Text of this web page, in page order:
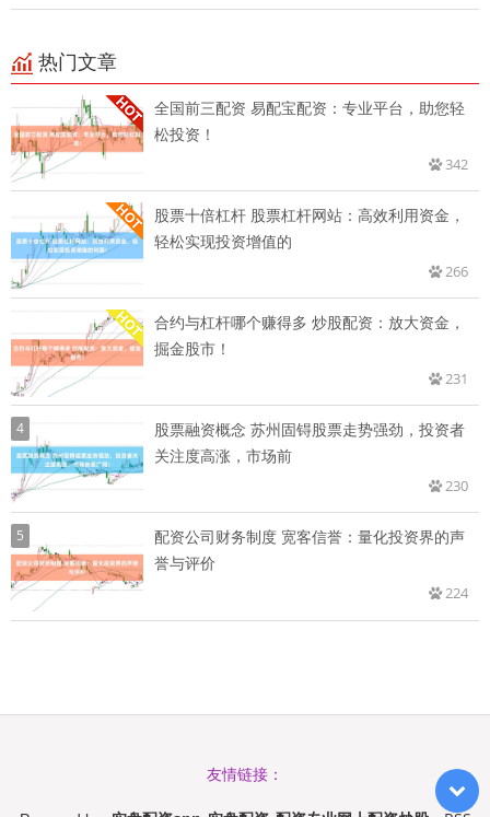
热门文章
全国前三配资 易配宝配资：专业平台，助您轻
松投资！
342
股票十倍杠杆 股票杠杆网站：高效利用资金，
轻松实现投资增值的
266
合约与杠杆哪个赚得多 炒股配资：放大资金，
掘金股市！
231
4
股票融资概念 苏州固锝股票走势强劲，投资者
关注度高涨，市场前
230
5
配资公司财务制度 宽客信誉：量化投资界的声
誉与评价
224
友情链接：